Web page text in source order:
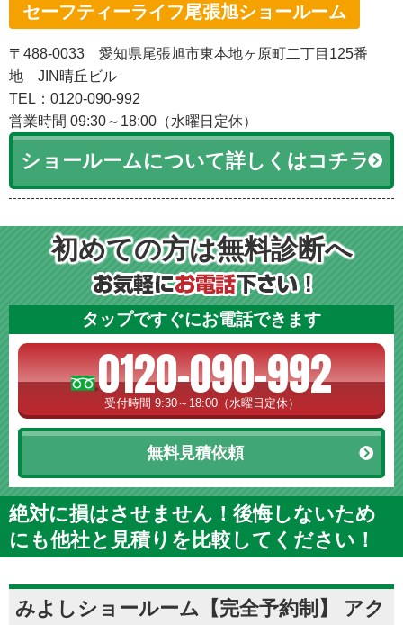
セーフティーライフ尾張旭ショールーム
〒488-0033 愛知県尾張旭市東本地ヶ原町二丁目125番
地 JIN晴丘ビル
TEL：0120-090-992
営業時間 09:30～18:00（水曜日定休）
ショールームについて詳しくはコチラ
初めての方は無料診断へ
タップですぐにお電話できます
0120-090-992
受付時間 9:30～18:00（水曜日定休）
無料見積依頼
絶対に損はさせません！後悔しないため
にも他社と見積りを比較してください！
みよしショールーム【完全予約制】 アク